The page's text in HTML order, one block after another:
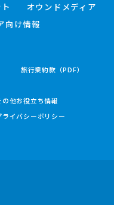
オウンドメディア
向け情報
旅行業約款（PDF）
の他お役立ち情報
ライバシーポリシー